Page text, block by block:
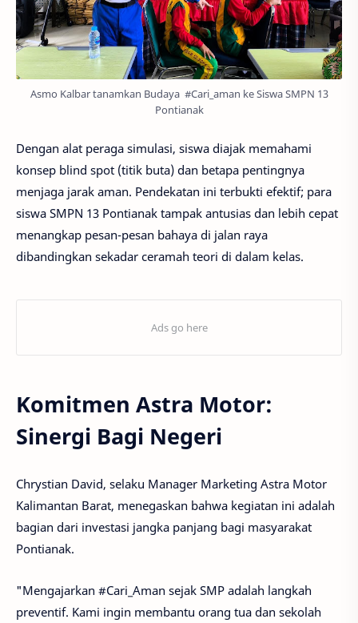
Asmo Kalbar tanamkan Budaya #Cari_aman ke Siswa SMPN 13
Pontianak
Dengan alat peraga simulasi, siswa diajak memahami
konsep blind spot (titik buta) dan betapa pentingnya
menjaga jarak aman. Pendekatan ini terbukti efektif; para
siswa SMPN 13 Pontianak tampak antusias dan lebih cepat
menangkap pesan-pesan bahaya di jalan raya
dibandingkan sekadar ceramah teori di dalam kelas.
Komitmen Astra Motor:
Sinergi Bagi Negeri
Chrystian David, selaku Manager Marketing Astra Motor
Kalimantan Barat, menegaskan bahwa kegiatan ini adalah
bagian dari investasi jangka panjang bagi masyarakat
Pontianak.
"Mengajarkan #Cari_Aman sejak SMP adalah langkah
preventif. Kami ingin membantu orang tua dan sekolah